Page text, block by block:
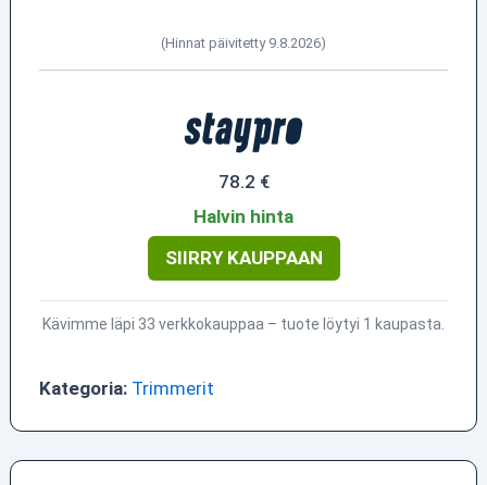
(Hinnat päivitetty 9.8.2026)
78.2 €
Halvin hinta
SIIRRY KAUPPAAN
Kävimme läpi 33 verkkokauppaa – tuote löytyi 1 kaupasta.
Kategoria: Trimmerit